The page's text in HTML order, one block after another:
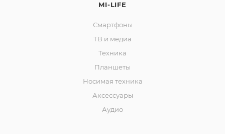
MI-LIFE
Смартфоны
ТВ и медиа
Техника
Планшеты
Носимая техника
Аксессуары
Аудио